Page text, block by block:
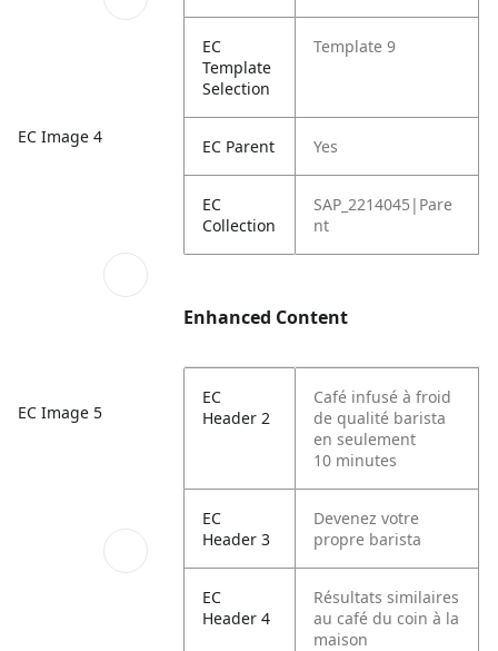
EC Image 4
EC Image 5
EC
Template
Selection
Template 9
EC Parent Yes
EC
Collection
SAP_2214045|Pare
nt
Enhanced Content
EC
Header 2
Café infusé à froid
de qualité barista
en seulement
10 minutes
EC
Header 3
Devenez votre
propre barista
EC
Header 4
Résultats similaires
au café du coin à la
maison